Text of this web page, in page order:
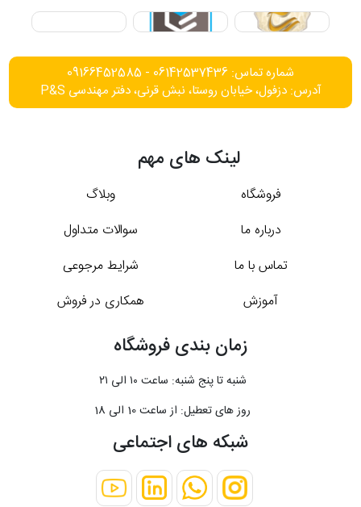
شماره تماس: 06142537436 - 09166452585
آدرس: دزفول، خیابان روستا، نبش قرنی، دفتر مهندسی P&S
لینک های مهم
فروشگاه
وبلاگ
درباره ما
سوالات متداول
تماس با ما
شرایط مرجوعی
آموزش
همکاری در فروش
زمان بندی فروشگاه
شنبه تا پنج شنبه: ساعت ۱۰ الی ۲۱
روز های تعطیل: از ساعت 10 الی 18
شبکه های اجتماعی